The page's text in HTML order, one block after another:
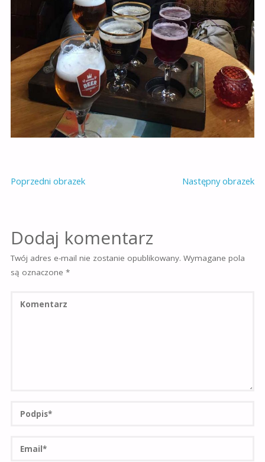
Poprzedni obrazek Następny obrazek
Dodaj komentarz
Twój adres e-mail nie zostanie opublikowany. Wymagane pola
są oznaczone *